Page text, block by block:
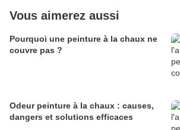
Vous aimerez aussi
Pourquoi une peinture à la chaux ne
couvre pas ?
Odeur peinture à la chaux : causes,
dangers et solutions efficaces